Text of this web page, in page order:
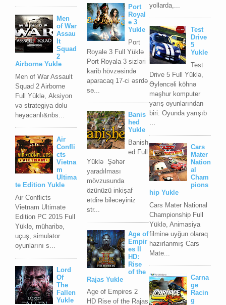
Men
of War
Assau
lt
Squad
2
Airborne Yukle
Men of War Assault
Squad 2 Airborne
Full Yüklə, Aksiyon
və strategiya dolu
həyacanlı&nbs...
Air
Confli
cts
Vietna
m
Ultima
te Edition Yukle
Air Conflicts
Vietnam Ultimate
Edition PC 2015 Full
Yüklə, müharibə,
uçuş, simulator
oyunlarını s...
Lord
Of
The
Fallen
Yukle
yollarda,...
Test
Drive
5
Yukle
Test
Drive 5 Full Yüklə,
Əyləncəli köhnə
məşhur komputer
yarış oyunlarından
biri. Oyunda yarışıb
Cars
Mater
Nation
al
Cham
pions
hip Yukle
Cars Mater National
Championship Full
Yüklə, Animasiya
filminə uyğun olaraq
hazırlanmış Cars
Mate...
Carna
ge
Racin
g
Port
Royal
e 3
Yukle
Port
Royale 3 Full Yüklə
Port Royala 3 sizləri
karib hövzəsində
aparacaq 17-ci əsrdə
sə...
Banis
hed
Yukle
Banish
ed Full
Yüklə Şəhər
yaradılması
mövzusunda
özünüzü inkişaf
etdirə biləcəyiniz
str...
Age of
Empir
es II
HD:
Rise
of the
Rajas Yukle
Age of Empires 2
HD Rise of the Rajas